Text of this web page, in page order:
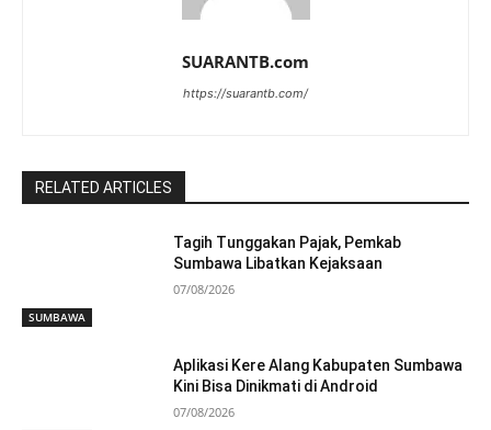
SUARANTB.com
https://suarantb.com/
RELATED ARTICLES
SUMBAWA
Tagih Tunggakan Pajak, Pemkab
Sumbawa Libatkan Kejaksaan
07/08/2026
Aplikasi Kere Alang Kabupaten Sumbawa
Kini Bisa Dinikmati di Android
07/08/2026